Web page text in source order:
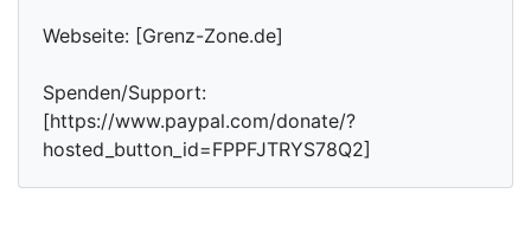
Webseite: [Grenz-Zone.de]
Spenden/Support:
[https://www.paypal.com/donate/?
hosted_button_id=FPPFJTRYS78Q2]